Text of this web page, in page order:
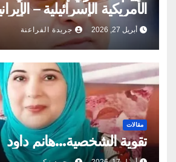
الأمريكية الإسرائيلية –
أبريل 27, 2026 جريدة الفراعنة
مقالات
تقوية الشخصية…هانم داود